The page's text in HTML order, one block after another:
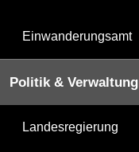
Einwanderungsamt
Politik & Verwaltung
Landesregierung